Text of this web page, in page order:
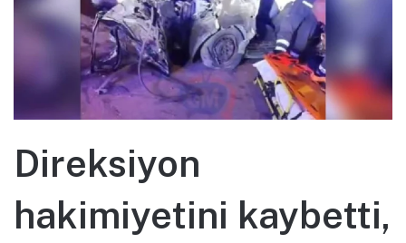
Direksiyon
hakimiyetini kaybetti,